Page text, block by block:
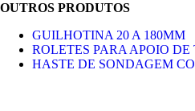
OUTROS PRODUTOS
GUILHOTINA 20 A 180MM
ROLETES PARA APOIO DE
HASTE DE SONDAGEM